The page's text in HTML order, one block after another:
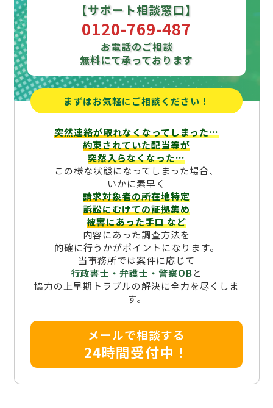
【サポート相談窓口】
0120-769-487
お電話のご相談
無料にて承っております
まずはお気軽にご相談ください！
突然連絡が取れなくなってしまった…
約束されていた配当等が
突然入らなくなった…
この様な状態になってしまった場合、
いかに素早く
請求対象者の所在地特定
訴訟にむけての証拠集め
被害にあった手口など
内容にあった調査方法を
的確に行うかがポイントになります。
当事務所では案件に応じて
行政書士・弁護士・警察OBと
協力の上早期トラブルの解決に全力を尽くしま
す。
メールで相談する
24時間受付中！